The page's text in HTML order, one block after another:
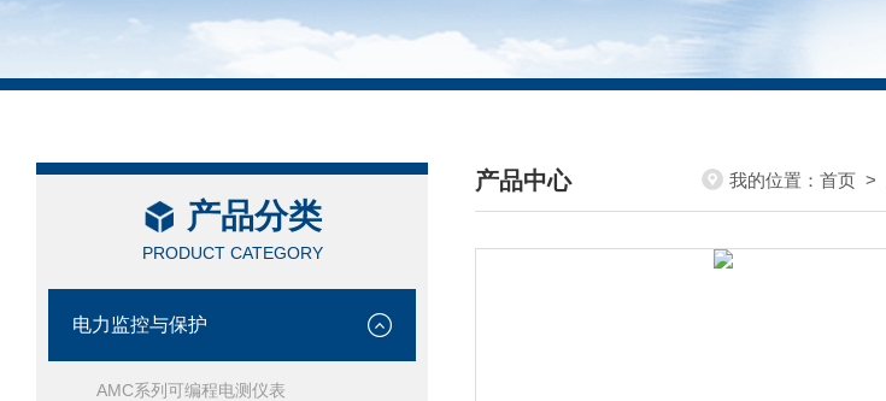
产品分类
PRODUCT CATEGORY
电力监控与保护
AMC系列可编程电测仪表
产品中心
/ PRODUCTS CENTER
我的位置：首页 >